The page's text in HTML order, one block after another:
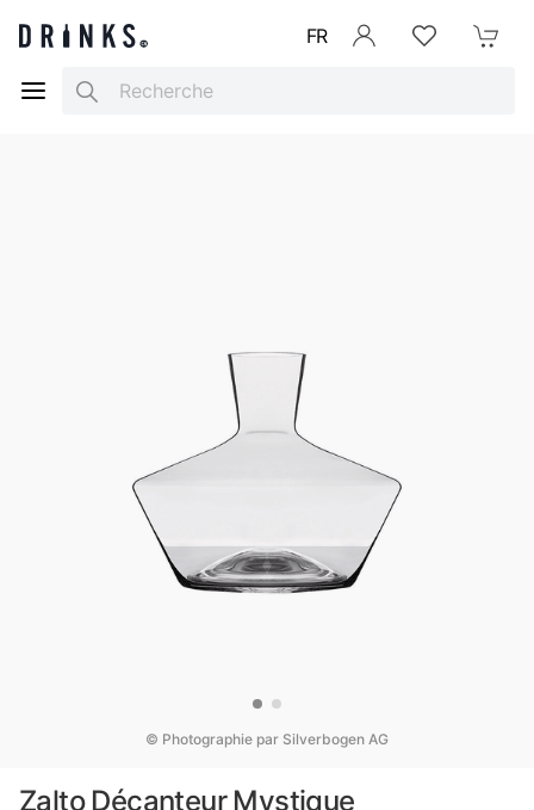
FR
Search
© Photographie par Silverbogen AG
Zalto Décanteur Mystique